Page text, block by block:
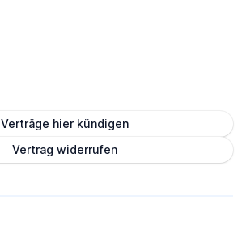
Verträge hier kündigen
Vertrag widerrufen